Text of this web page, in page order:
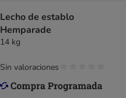
Lecho de establo
Hemparade
14 kg
Sin valoraciones